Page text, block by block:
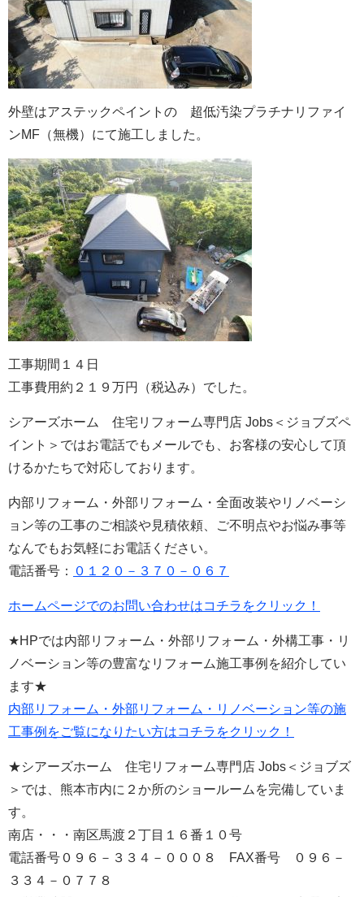
外壁はアステックペイントの 超低汚染プラチナリファイ
ンMF（無機）にて施工しました。
工事期間１４日
工事費用約２１９万円（税込み）でした。
シアーズホーム 住宅リフォーム専門店 Jobs＜ジョブズペ
イント＞ではお電話でもメールでも、お客様の安心して頂
けるかたちで対応しております。
内部リフォーム・外部リフォーム・全面改装やリノベーシ
ョン等の工事のご相談や見積依頼、ご不明点やお悩み事等
なんでもお気軽にお電話ください。
電話番号： ０１２０－３７０－０６７
ホームページでのお問い合わせはコチラをクリック！
★HPでは内部リフォーム・外部リフォーム・外構工事・リ
ノベーション等の豊富なリフォーム施工事例を紹介してい
ます★
内部リフォーム・外部リフォーム・リノベーション等の施
工事例をご覧になりたい方はコチラをクリック！
★シアーズホーム 住宅リフォーム専門店 Jobs＜ジョブズ
＞では、熊本市内に２か所のショールームを完備していま
す。
南店・・・南区馬渡２丁目１６番１０号
電話番号０９６－３３４－０００８ FAX番号 ０９６－
３３４－０７７８